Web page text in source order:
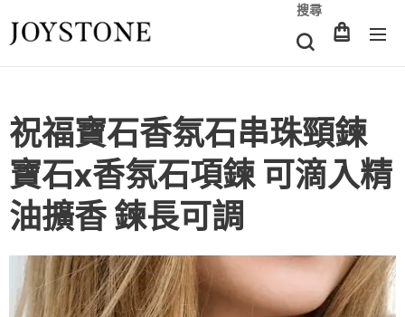
搜尋
祝福寶石香氛石串珠頸鍊
寶石x香氛石項鍊 可滴入精
油擴香 鍊長可調